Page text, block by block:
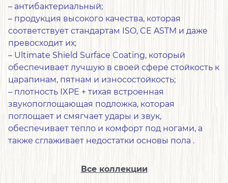
– антибактериальный;
– продукция высокого качества, которая
соответствует стандартам ISO, CE ASTM и даже
превосходит их;
– Ultimate Shield Surface Coating, который
обеспечивает лучшую в своей сфере стойкость к
царапинам, пятнам и износостойкость;
– плотность IXPE + тихая встроенная
звукопоглощающая подложка, которая
поглощает и смягчает удары и звук,
обеспечивает тепло и комфорт под ногами, а
также сглаживает недостатки основы пола .
Все коллекции